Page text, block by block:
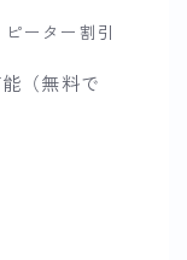
ーター割引
（無料で